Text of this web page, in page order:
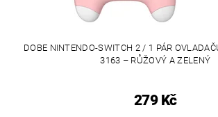
DOBE NINTENDO-SWITCH 2 / 1 PÁR
3163 – RŮŽOVÝ A ZELENÝ
279 Kč